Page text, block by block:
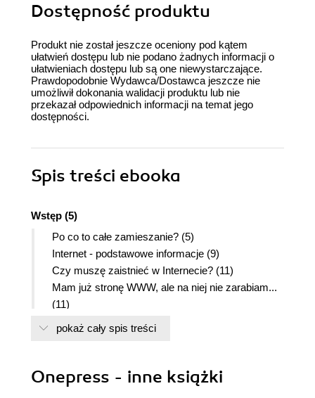
Dostępność produktu
Produkt nie został jeszcze oceniony pod kątem
ułatwień dostępu lub nie podano żadnych informacji o
ułatwieniach dostępu lub są one niewystarczające.
Prawdopodobnie Wydawca/Dostawca jeszcze nie
umożliwił dokonania walidacji produktu lub nie
przekazał odpowiednich informacji na temat jego
dostępności.
Spis treści ebooka
Wstęp (5)
Po co to całe zamieszanie? (5)
Internet - podstawowe informacje (9)
Czy muszę zaistnieć w Internecie? (11)
Mam już stronę WWW, ale na niej nie zarabiam...
(11)
Internet - czy możecie go wykorzystać do
Co możecie zyskać, a co stracić (25)
pokaż cały spis treści
Onepress - inne książki